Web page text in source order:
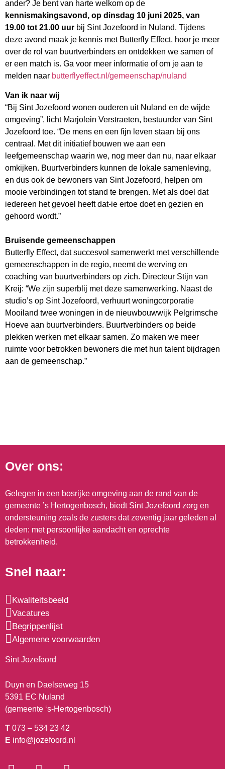
ander? Je bent van harte welkom op de
kennismakingsavond, op dinsdag 10 juni 2025, van
19.00 tot 21.00 uur bij Sint Jozefoord in Nuland. Tijdens
deze avond maak je kennis met Butterfly Effect, hoor je meer
over de rol van buurtverbinders en ontdekken we samen of
er een match is. Ga voor meer informatie of om je aan te
melden naar butterflyeffect.nl/gemeenschap/nuland
Van ik naar wij
“Bij Sint Jozefoord wonen ouderen uit Nuland en de wijde
omgeving”, licht Marjolein Verstraeten, bestuurder van Sint
Jozefoord toe. “De mens en een fijn leven staan bij ons
centraal. Met dit initiatief bouwen we aan een
leefgemeenschap waarin we, nog meer dan nu, naar elkaar
omkijken. Buurtverbinders kunnen de lokale samenleving,
en dus ook de bewoners van Sint Jozefoord, helpen om
mooie verbindingen tot stand te brengen. Met als doel dat
iedereen het gevoel heeft dat-ie ertoe doet en gezien en
gehoord wordt.”
Bruisende gemeenschappen
Butterfly Effect, dat succesvol samenwerkt met verschillende
gemeenschappen in de regio, neemt de werving en
coaching van buurtverbinders op zich. Directeur Stijn van
Kreij: “We zijn superblij met deze samenwerking. Naast de
studio’s op Sint Jozefoord, verhuurt woningcorporatie
Mooiland twee woningen in de nieuwbouwwijk Pelgrimsche
Hoeve aan buurtverbinders. Buurtverbinders op beide
plekken werken met elkaar samen. Zo maken we meer
ruimte voor betrokken bewoners die met hun talent bijdragen
aan de gemeenschap.”
Over ons:
Gelegen in een bosrijke omgeving aan de rand van de
gemeente ’s Hertogenbosch, biedt Sint Jozefoord zorg en
ondersteuning zoals de zusters dat zeventig jaar geleden al
deden: met persoonlijke aandacht en oprechte
betrokkenheid.
Snel naar:
Kwaliteitsbeeld
Vacatures
Begrippenlijst
Algemene voorwaarden
Sint Jozefoord
Duyn en Daelseweg 15
5391 EC Nuland
(gemeente ‘s-Hertogenbosch)
T 073 – 534 23 42
E info@jozefoord.nl